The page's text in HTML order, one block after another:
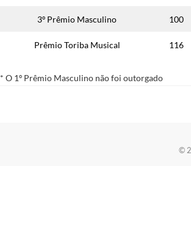
3º Prêmio Masculino 100
Prêmio Toriba Musical 116
* O 1º Prêmio Masculino não foi outorgado
©